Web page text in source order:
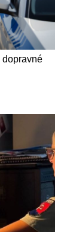
dopravné